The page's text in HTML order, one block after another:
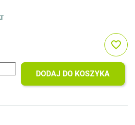
DODAJ DO KOSZYKA
favorite_border